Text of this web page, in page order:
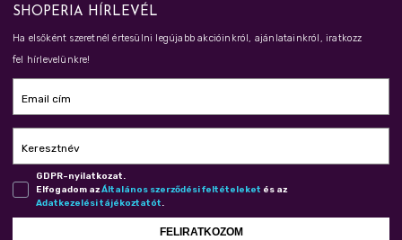
SHOPERIA HÍRLEVÉL
Ha elsőként szeretnél értesülni legújabb akcióinkról, ajánlatainkról, iratkozz
fel hírlevelünkre!
Email cím
Keresztnév
GDPR-nyilatkozat.
Elfogadom azÁl­ta­lá­nos szer­ző­dé­si fel­té­te­le­ket és az
Adat­ke­ze­lé­si tá­jé­koz­ta­tót.
FELIRATKOZOM